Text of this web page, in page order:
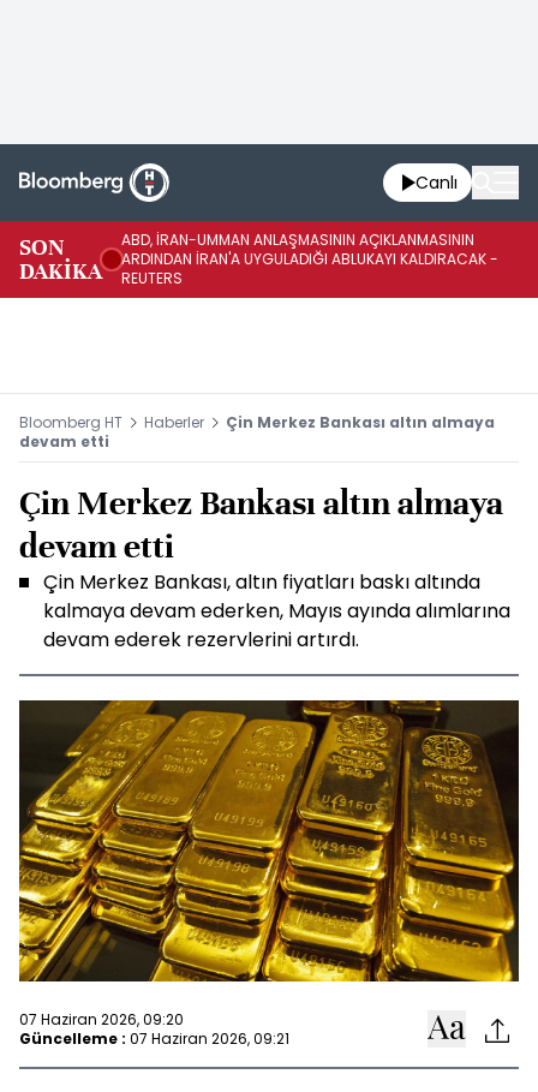
Canlı
SON
DAKİKA
ABD, İRAN-UMMAN ANLAŞMASININ AÇIKLANMASININ
ARDINDAN İRAN'A UYGULADIĞI ABLUKAYI KALDIRACAK -
REUTERS
Bloomberg HT Haberler
Çin Merkez Bankası altın almaya
devam etti
Çin Merkez Bankası altın almaya
devam etti
Çin Merkez Bankası, altın fiyatları baskı altında
kalmaya devam ederken, Mayıs ayında alımlarına
devam ederek rezervlerini artırdı.
07 Haziran 2026, 09:20
Güncelleme : 07 Haziran 2026, 09:21